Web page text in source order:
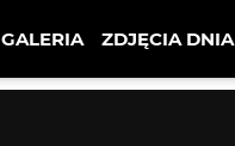
GALERIA ZDJĘCIA DNIA